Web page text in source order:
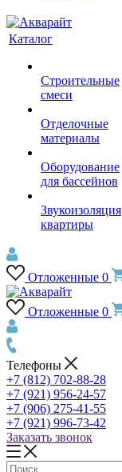
Каталог
Строительные
смеси
Отделочные
материалы
Оборудование
для бассейнов
Звукоизоляция
квартиры
Отложенные 0
Отложенные 0
Телефоны
+7 (812) 702-88-28
+7 (921) 956-24-57
+7 (906) 275-41-55
+7 (921) 996-73-42
Заказать звонок